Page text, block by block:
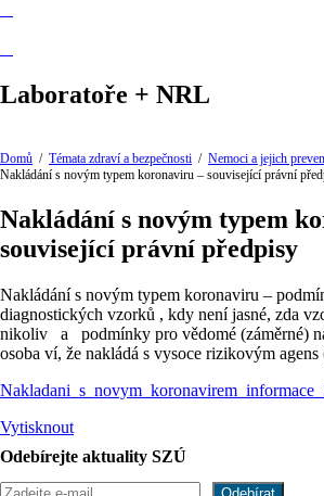
Laboratoře + NRL
Domů / Témata zdraví a bezpečnosti / Nemoci a jejich
Nakládání s novým typem koronaviru – související právní
Nakládání s novým typem
související právní předpisy
Nakládání s novým typem koronaviru –
diagnostických vzorků , kdy není jasné, zda
nikoliv a podmínky pro vědomé (záměrné)
osoba ví, že nakládá s vysoce rizikovým
Vytisknout
Odebírejte aktuality SZÚ